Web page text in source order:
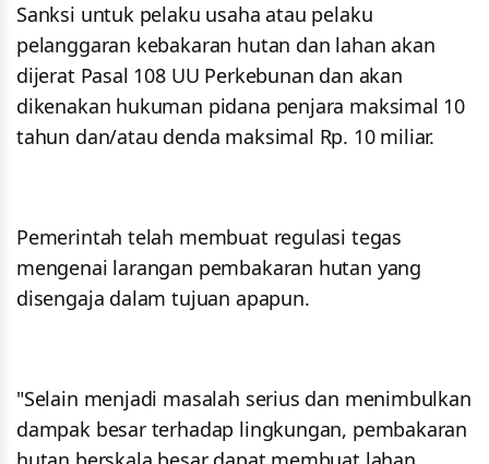
Sanksi untuk pelaku usaha atau pelaku
pelanggaran kebakaran hutan dan lahan akan
dijerat Pasal 108 UU Perkebunan dan akan
dikenakan hukuman pidana penjara maksimal 10
tahun dan/atau denda maksimal Rp. 10 miliar.
Pemerintah telah membuat regulasi tegas
mengenai larangan pembakaran hutan yang
disengaja dalam tujuan apapun.
"Selain menjadi masalah serius dan menimbulkan
dampak besar terhadap lingkungan, pembakaran